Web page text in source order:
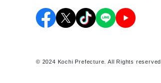
© 2024 Kochi Prefecture. All Rights reserved.